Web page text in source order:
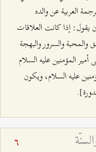
الملكوت ج٢ ص ٢٩۱ الترجمة العربية عن والده
يقول: إذا كانت العلاقات
والسرور والبهجة
أمير المؤمنين عليه السلام
عليه السلام، ويكون
6